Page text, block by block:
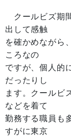
クールビズ期
出して感触
を確かめながら
ころなの
ですが、個人的
だったりし
ます。クールビ
などを着て
勤務する職員も
すがに東京